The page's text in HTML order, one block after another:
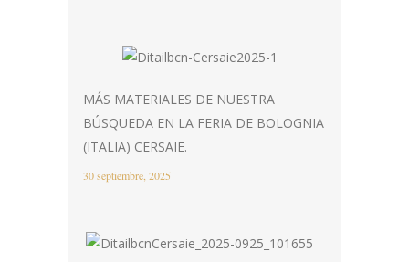
MÁS MATERIALES DE NUESTRA
BÚSQUEDA EN LA FERIA DE BOLOGNIA
(ITALIA) CERSAIE.
30 septiembre, 2025